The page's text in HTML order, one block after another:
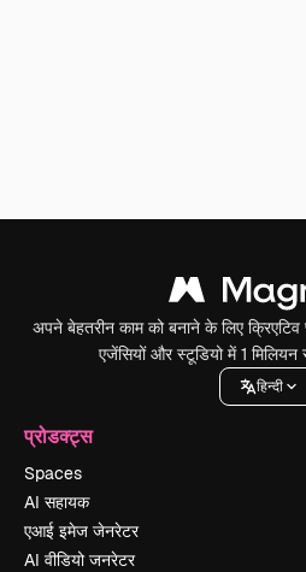
अपने बेहतरीन काम को बनाने के लिए क्रिएटिव
एजेंसियों और स्टूडियो में 1 मिलियन
हिन्दी
प्रोडक्ट्स
Spaces
AI सहायक
एआई इमेज जेनरेटर
AI वीडियो जनरेटर